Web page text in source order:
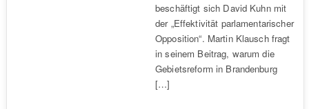
beschäftigt sich David Kuhn mit
der „Effektivität parlamentarischer
Opposition“. Martin Klausch fragt
in seinem Beitrag, warum die
Gebietsreform in Brandenburg
[…]